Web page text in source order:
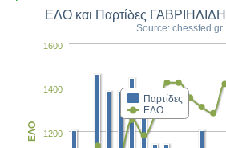
ΕΛΟ και Παρτίδες
Source: chessfed.gr
Παρτίδες
ΕΛΟ
1200
1400
1600
ΕΛΟ